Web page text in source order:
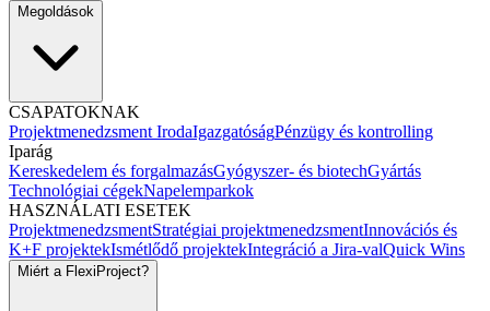
Megoldások
CSAPATOKNAK
Projektmenedzsment IrodaIgazgatóságPénzügy és kontrolling
Iparág
Kereskedelem és forgalmazásGyógyszer- és biotechGyártás
Technológiai cégekNapelemparkok
HASZNÁLATI ESETEK
ProjektmenedzsmentStratégiai projektmenedzsmentInnovációs és
K+F projektekIsmétlődő projektekIntegráció a Jira-valQuick Wins
Miért a FlexiProject?